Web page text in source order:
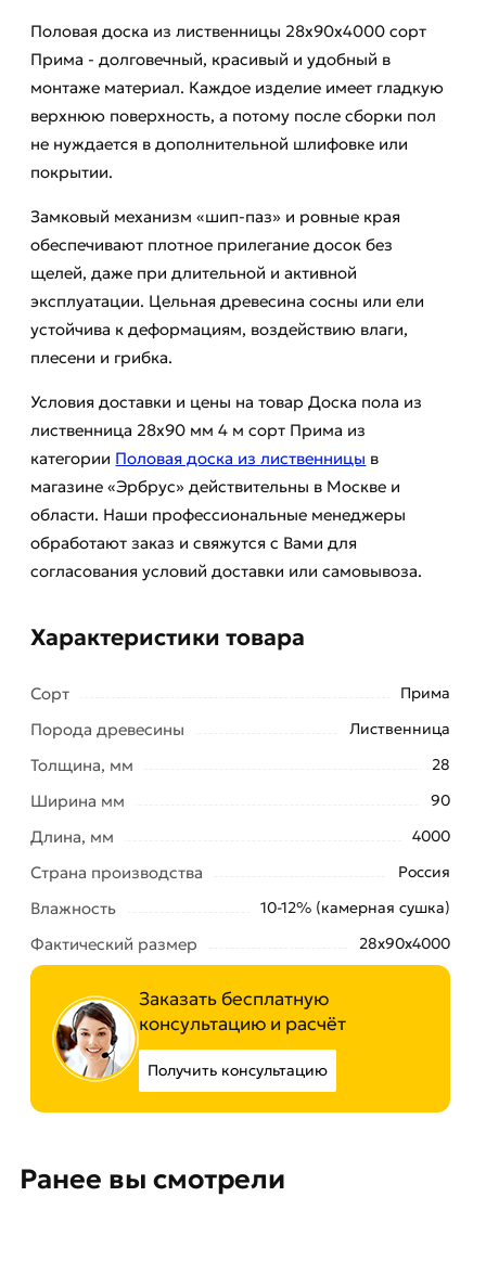
Половая доска из лиственницы 28x90x4000 сорт
Прима - долговечный, красивый и удобный в
монтаже материал. Каждое изделие имеет гладкую
верхнюю поверхность, а потому после сборки пол
не нуждается в дополнительной шлифовке или
покрытии.
Замковый механизм «шип-паз» и ровные края
обеспечивают плотное прилегание досок без
щелей, даже при длительной и активной
эксплуатации. Цельная древесина сосны или ели
устойчива к деформациям, воздействию влаги,
плесени и грибка.
Условия доставки и цены на товар Доска пола из
лиственница 28x90 мм 4 м сорт Прима из
категории Половая доска из лиственницы в
магазине «Эрбрус» действительны в Москве и
области. Наши профессиональные менеджеры
обработают заказ и свяжутся с Вами для
согласования условий доставки или самовывоза.
Характеристики товара
Сорт Прима
Порода древесины Лиственница
Толщина, мм 28
Ширина мм 90
Длина, мм 4000
Страна производства Россия
Влажность 10-12% (камерная сушка)
Фактический размер 28x90х4000
Заказать бесплатную
консультацию и расчёт
Получить консультацию
Ранее вы смотрели